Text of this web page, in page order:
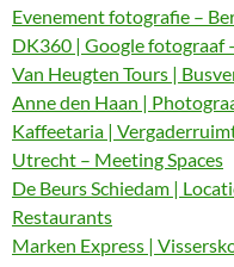
Evenement fotografie –
DK360 | Google fotograaf
Van Heugten Tours |
Anne den Haan |
Kaffeetaria |
Utrecht – Meeting Spaces
De Beurs Schiedam |
Restaurants
Marken Express |